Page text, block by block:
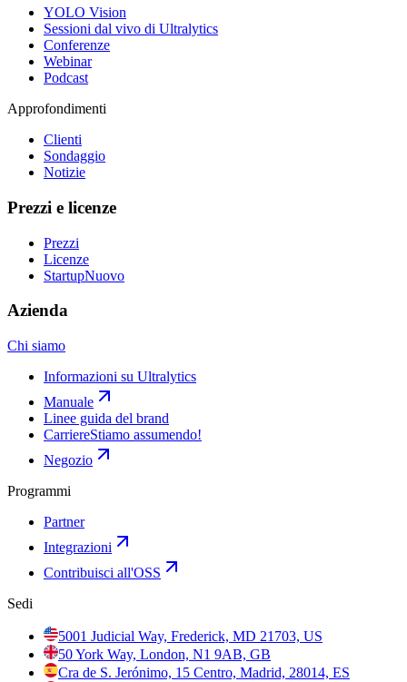
YOLO Vision
Sessioni dal vivo di Ultralytics
Conferenze
Webinar
Podcast
Approfondimenti
Clienti
Sondaggio
Notizie
Prezzi e licenze
Prezzi
Licenze
StartupNuovo
Azienda
Chi siamo
Informazioni su Ultralytics
Manuale
Linee guida del brand
CarriereStiamo assumendo!
Negozio
Programmi
Partner
Integrazioni
Contribuisci all'OSS
Sedi
5001 Judicial Way, Frederick, MD 21703, US
50 York Way, London, N1 9AB, GB
Cra de S. Jerónimo, 15 Centro, Madrid, 28014, ES